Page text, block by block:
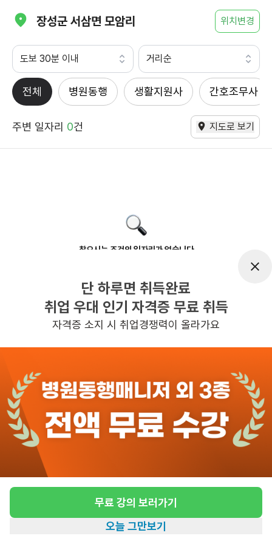
장성군 서삼면 모암리 위치변경
도보 30분 이내 거리순
전체 병원동행 생활지원사 간호조무사
주변 일자리 0건 지도로 보기
찾으시는 조건의 일자리가 없습니다
반경 3KM 이내의 일자리 확인하기
단 하루면 취득완료
취업 우대 인기 자격증 무료 취득
자격증 소지 시 취업경쟁력이 올라가요
무료 강의 보러가기
오늘 그만보기